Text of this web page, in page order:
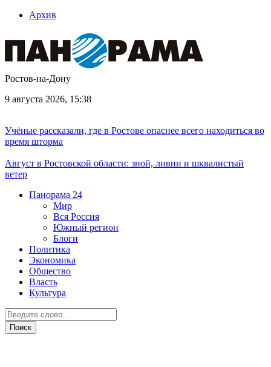
Архив
Ростов-на-Дону
9 августа 2026, 15:38
Учёные рассказали, где в Ростове опаснее всего находиться во
время шторма
Август в Ростовской области: зной, ливни и шквалистый
ветер
Панорама 24
Мир
Вся Россия
Южный регион
Блоги
Политика
Экономика
Общество
Власть
Культура